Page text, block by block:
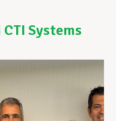
Systems